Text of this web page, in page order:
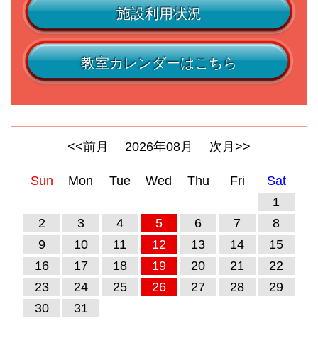
施設利用状況
教室カレンダーはこちら
<<前月 2026年08月 次月>>
Sun Mon Tue Wed Thu Fri
Sat
1
2
3 4 5 6 7
8
9
10 11 12 13 14
15
16
17 18 19 20 21
22
23
24 25 26 27 28
29
30
31